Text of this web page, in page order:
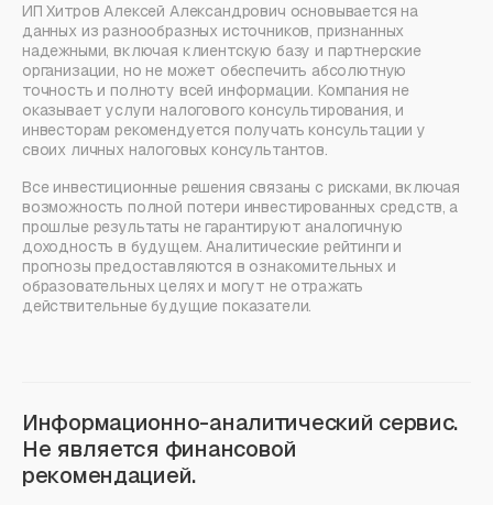
ИП Хитров Алексей Александрович основывается на
данных из разнообразных источников, признанных
надежными, включая клиентскую базу и партнерские
организации, но не может обеспечить абсолютную
точность и полноту всей информации. Компания не
оказывает услуги налогового консультирования, и
инвесторам рекомендуется получать консультации у
своих личных налоговых консультантов.
Все инвестиционные решения связаны с рисками, включая
возможность полной потери инвестированных средств, а
прошлые результаты не гарантируют аналогичную
доходность в будущем. Аналитические рейтинги и
прогнозы предоставляются в ознакомительных и
образовательных целях и могут не отражать
действительные будущие показатели.
Информационно-аналитический сервис.
Не является финансовой
рекомендацией.